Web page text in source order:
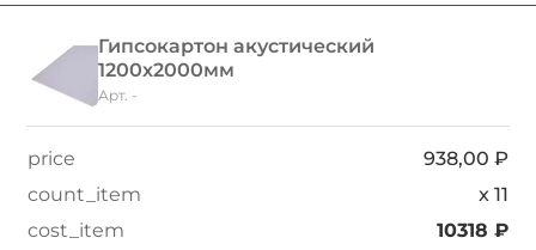
Гипсокартон акустический
1200х2000мм
Арт. -
938,00 ₽
x 11
10318 ₽